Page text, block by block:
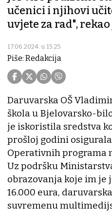
učenici i njihovi
uvjete za rad",
17.06.2024. u 15:25
Piše: Redakcija
Daruvarska OŠ
škola u Bjelovarsko-
je iskoristila sredstva
prošloj godini
Operativnih programa
Uz podršku
obrazovanja koje im je
16.000 eura,
suvremenu